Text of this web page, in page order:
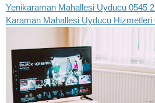
Yenikaraman Mahallesi Uyducu 0545
Karaman Mahallesi Uyducu Hizmetleri